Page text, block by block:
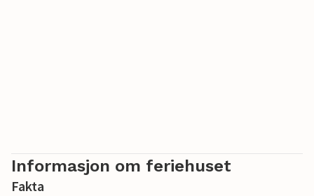
Informasjon om feriehuset
Fakta